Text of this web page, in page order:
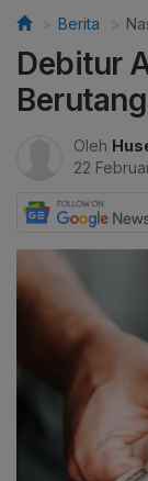
Berita
Debitur
Oleh
22